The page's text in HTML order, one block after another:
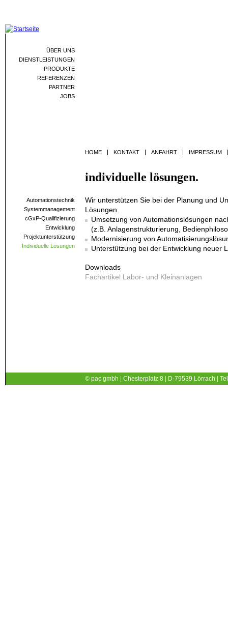
HOME KONTAKT ANFAHRT IMPRESSUM
individuelle lösungen.
Wir unterstützen Sie bei der Planung und
Lösungen.
Umsetzung von Automationslösungen
(z.B. Anlagenstrukturierung,
Modernisierung von
Unterstützung bei der Entwicklung neuer
Downloads
Fachartikel Labor- und Kleinanlagen
ÜBER UNS
DIENSTLEISTUNGEN
PRODUKTE
REFERENZEN
PARTNER
JOBS
Automationstechnik
Systemmanagement
cGxP-Qualifizierung
Entwicklung
Projektunterstützung
Individuelle Lösungen
© pac gmbh | Chesterplatz 8 | D-79539 Lörrach |